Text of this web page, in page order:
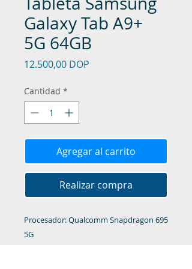
Galaxy Tab A9+
5G 64GB
12.500,00 DOP
Cantidad *
Agregar al carrito
Realizar compra
Procesador: Qualcomm Snapdragon 695
5G